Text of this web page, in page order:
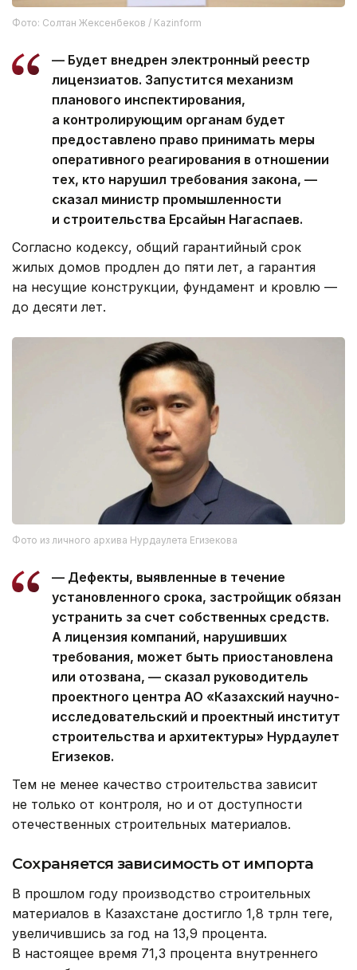
Фото: Солтан Жексенбеков / Kazinform
— Будет внедрен электронный реестр
лицензиатов. Запустится механизм
планового инспектирования,
а контролирующим органам будет
предоставлено право принимать меры
оперативного реагирования в отношении
тех, кто нарушил требования закона, —
сказал министр промышленности
и строительства Ерсайын Нагаспаев.
Согласно кодексу, общий гарантийный срок
жилых домов продлен до пяти лет, а гарантия
на несущие конструкции, фундамент и кровлю —
до десяти лет.
Фото из личного архива Нурдаулета Егизекова
— Дефекты, выявленные в течение
установленного срока, застройщик обязан
устранить за счет собственных средств.
А лицензия компаний, нарушивших
требования, может быть приостановлена
или отозвана, — сказал руководитель
проектного центра АО «Казахский научно-
исследовательский и проектный институт
строительства и архитектуры» Нурдаулет
Егизеков.
Тем не менее качество строительства зависит
не только от контроля, но и от доступности
отечественных строительных материалов.
Сохраняется зависимость от импорта
В прошлом году производство строительных
материалов в Казахстане достигло 1,8 трлн теңге,
увеличившись за год на 13,9 процента.
В настоящее время 71,3 процента внутреннего